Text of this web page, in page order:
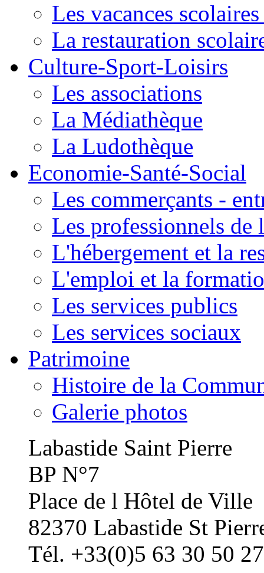
Les vacances
La restauration
Culture-Sport-Loisirs
Les associations
La Médiathèque
La Ludothèque
Economie-Santé-Social
Les commerçants -
Les professionnels de
L'hébergement et la
L'emploi et la
Les services publics
Les services sociaux
Patrimoine
Histoire de la
Galerie photos
Labastide Saint Pierre
BP N°7
Place de l Hôtel de Ville
82370 Labastide St
Tél. +33(0)5 63 30 50 27